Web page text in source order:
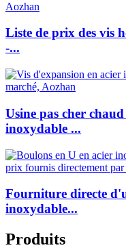
Liste de prix des vis
-...
Usine pas cher
inoxydable ...
Fourniture directe
inoxydable...
Produits